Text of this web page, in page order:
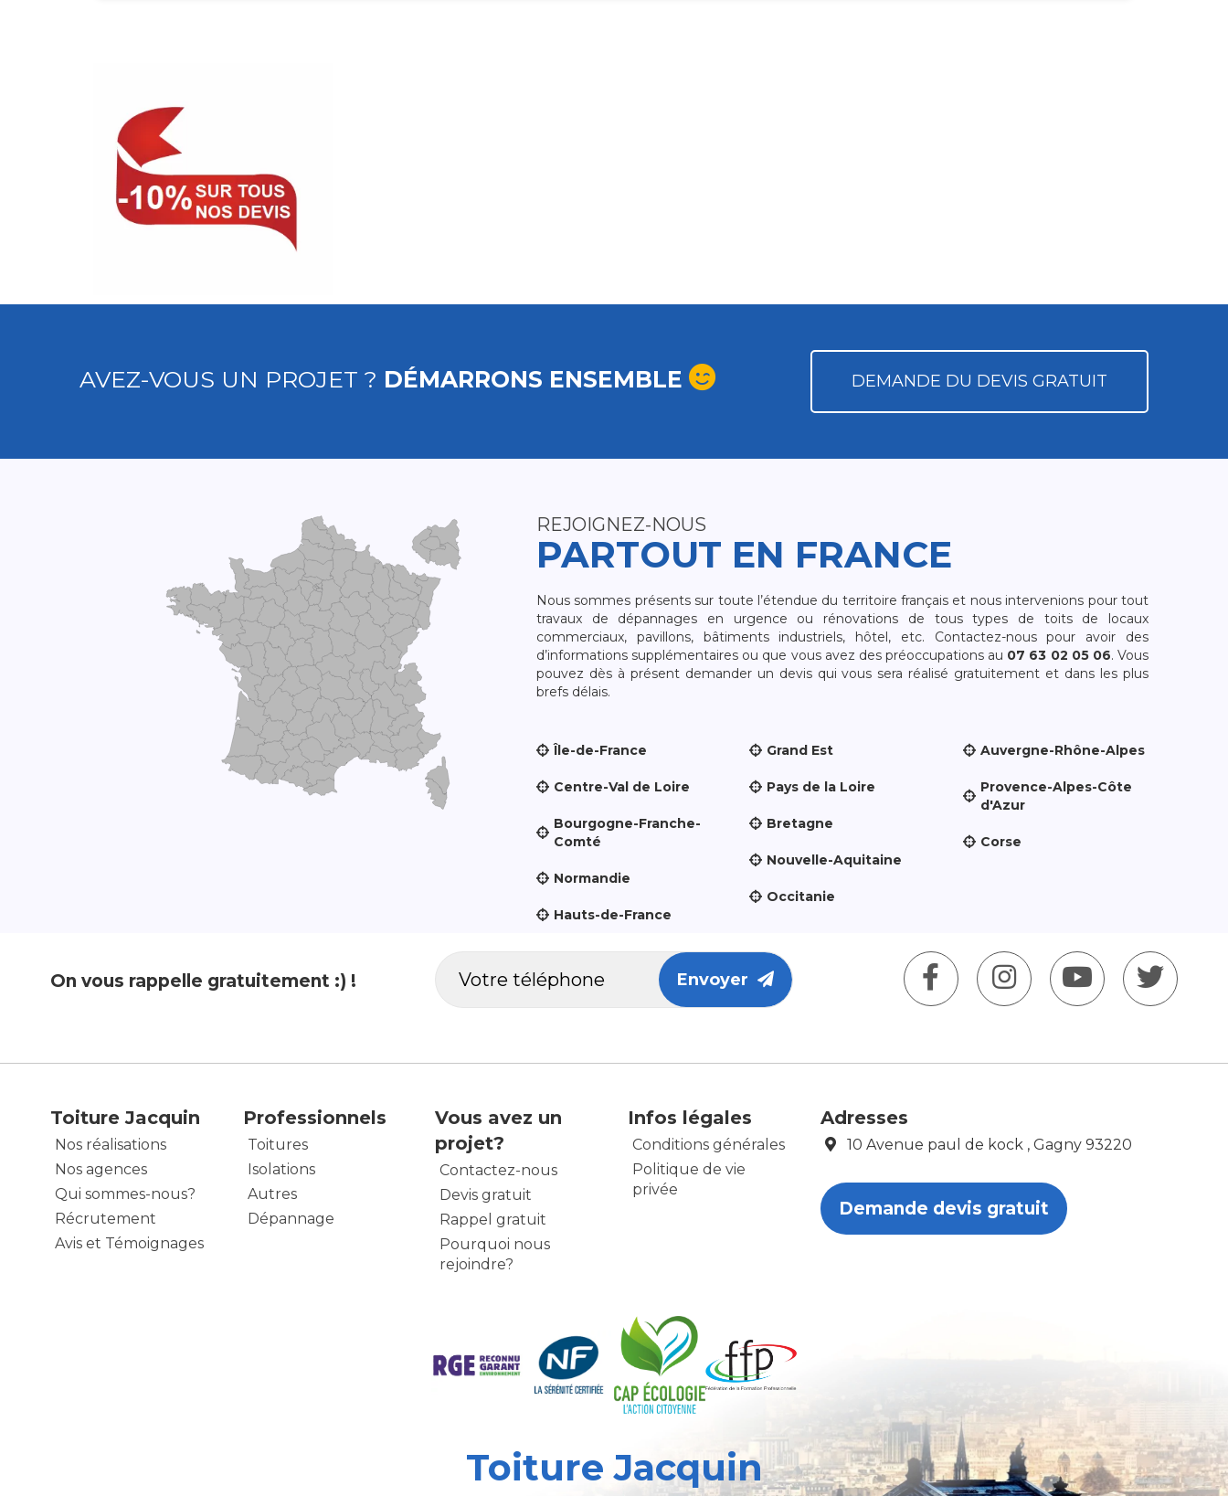
AVEZ-VOUS UN PROJET ? DÉMARRONS ENSEMBLE DEMANDE DU DEVIS GRATUIT
REJOIGNEZ-NOUS
PARTOUT EN FRANCE
Nous sommes présents sur toute l’étendue du territoire français et nous intervenions pour tout
travaux de dépannages en urgence ou rénovations de tous types de toits de locaux
commerciaux, pavillons, bâtiments industriels, hôtel, etc. Contactez-nous pour avoir des
d’informations supplémentaires ou que vous avez des préoccupations au 07 63 02 05 06. Vous
pouvez dès à présent demander un devis qui vous sera réalisé gratuitement et dans les plus
brefs délais.
Île-de-France
Centre-Val de Loire
Bourgogne-Franche-
Comté
Normandie
Hauts-de-France
Grand Est
Pays de la Loire
Bretagne
Nouvelle-Aquitaine
Occitanie
Auvergne-Rhône-Alpes
Provence-Alpes-Côte
d'Azur
Corse
On vous rappelle gratuitement :) ! Envoyer
Toiture Jacquin
Nos réalisations
Nos agences
Qui sommes-nous?
Récrutement
Avis et Témoignages
Professionnels
Toitures
Isolations
Autres
Dépannage
Vous avez un
projet?
Contactez-nous
Devis gratuit
Rappel gratuit
Pourquoi nous
rejoindre?
Infos légales
Conditions générales
Politique de vie
privée
Adresses
10 Avenue paul de kock , Gagny 93220
Demande devis gratuit
Toiture Jacquin